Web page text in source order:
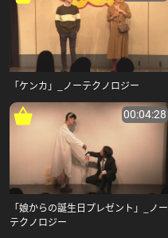
「ケンカ」_ノーテクノロジー
00:04:28
「娘からの誕生日プレゼント」_ノー
テクノロジー